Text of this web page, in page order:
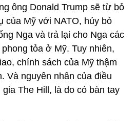
ông Donald Trump sẽ từ bỏ
của Mỹ với NATO, hủy bỏ
Nga và trả lại cho Nga các
tỏa ở Mỹ. Tuy nhiên,
chính sách của Mỹ thậm
Và nguyên nhân của điều
The Hill, là do có bàn tay